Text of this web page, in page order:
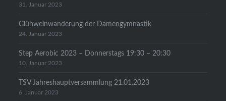
31. Januar 2023
Glühweinwanderung der Damengymnastik
24. Januar 2023
Step Aerobic 2023 – Donnerstags 19:30 – 20:30
10. Januar 2023
TSV Jahreshauptversammlung 21.01.2023
6. Januar 2023